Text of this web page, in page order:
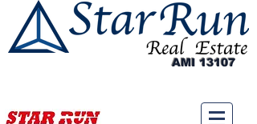
AMI 13107